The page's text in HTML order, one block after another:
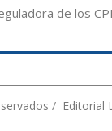
de los
/ Editorial